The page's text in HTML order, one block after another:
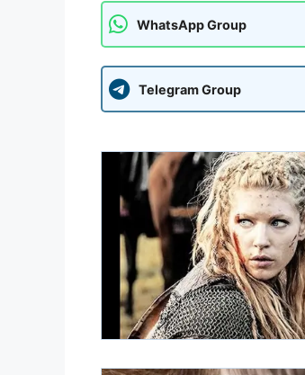
WhatsApp Group
Telegram Group